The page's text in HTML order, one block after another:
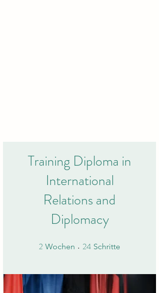
Training Diploma in
International
Relations and
Diplomacy
2 Wochen 2 Wochen
24 Schritte